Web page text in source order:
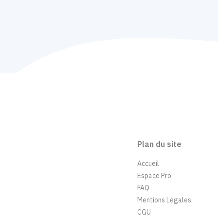
Plan du site
Accueil
Espace Pro
FAQ
Mentions Légales
CGU